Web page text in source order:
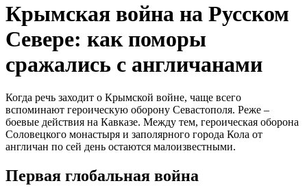
Крымская война на Русском
Севере: как поморы
сражались с англичанами
Когда речь заходит о Крымской войне, чаще всего
вспоминают героическую оборону Севастополя. Реже –
боевые действия на Кавказе. Между тем, героическая оборона
Соловецкого монастыря и заполярного города Кола от
англичан по сей день остаются малоизвестными.
Первая глобальная война